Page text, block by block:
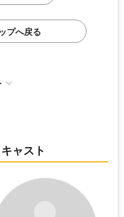
プへ戻る
ャスト